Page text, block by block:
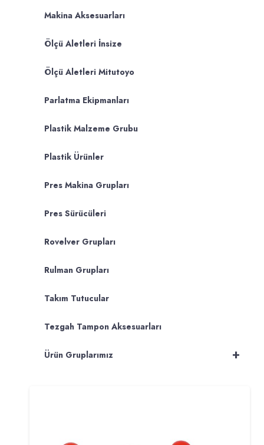
Makina Aksesuarları
Ölçü Aletleri İnsize
Ölçü Aletleri Mitutoyo
Parlatma Ekipmanları
Plastik Malzeme Grubu
Plastik Ürünler
Pres Makina Grupları
Pres Sürücüleri
Rovelver Grupları
Rulman Grupları
Takım Tutucular
Tezgah Tampon Aksesuarları
+
Ürün Gruplarımız